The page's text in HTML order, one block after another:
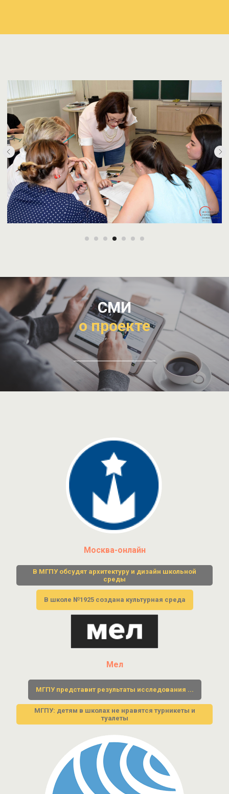
СМИ
о проекте
Москва-онлайн
В МГПУ обсудят архитектуру и дизайн школьной
среды
В школе №1925 создана культурная среда
Мел
МГПУ представит результаты исследования ...
МГПУ: детям в школах не нравятся турникеты и
туалеты